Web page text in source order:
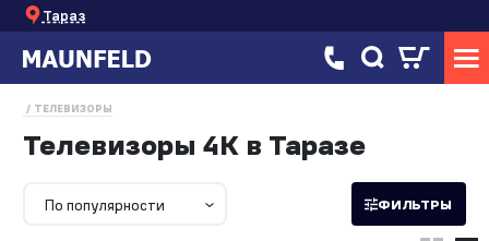
Тараз
ТЕЛЕВИЗОРЫ
Телевизоры 4K в Таразе
По популярности ФИЛЬТРЫ